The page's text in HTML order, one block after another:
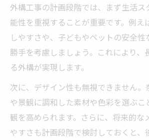
外構工事の計画段階では、まず生活ス
能性を重視することが重要です。例え
しやすさや、子どもやペットの安全性
勝手を考慮しましょう。これにより、
る外構が実現します。
次に、デザイン性も無視できません。
や景観に調和した素材や色彩を選ぶこ
観を高められます。さらに、将来的な
やすさも計画段階で検討しておくと、